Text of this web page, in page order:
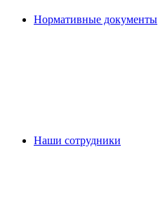
Нормативные документы
Наши сотрудники